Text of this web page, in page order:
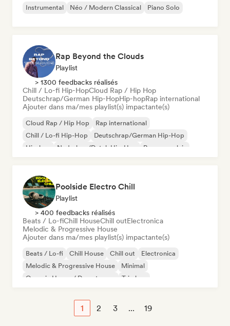
Instrumental
Néo / Modern Classical Piano Solo
Rap Beyond the Clouds
Playlist
> 1300 feedbacks réalisés
Chill / Lo-fi Hip-HopCloud Rap / Hip Hop
Deutschrap/German Hip-HopHip-hopRap international
Ajouter dans ma/mes playlist(s) impactante(s)
Cloud Rap / Hip Hop
Rap international
Chill / Lo-fi Hip-Hop
Deutschrap/German Hip-Hop
Hip-hop
Nederhop/Dutch Hip-Hop
Rap en anglais
Poolside Electro Chill
Playlist
> 400 feedbacks réalisés
Beats / Lo-fiChill HouseChill outElectronica
Melodic & Progressive House
Ajouter dans ma/mes playlist(s) impactante(s)
Beats / Lo-fi Chill House Chill out
Electronica
Melodic & Progressive House
Minimal
Organic House / Downtempo
Trip hop
1 2 3 ... 19